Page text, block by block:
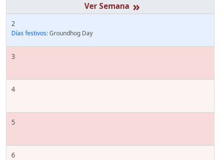
»
2
Días festivos:Groundhog Day
3
4
5
6